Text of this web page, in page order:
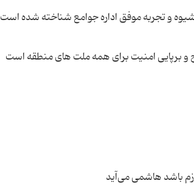
و تجربه موفق اداره جوامع شناخته شده است
و برپایی امنیت برای همه ملت های منطقه است
باشد هاشمی می‌آید